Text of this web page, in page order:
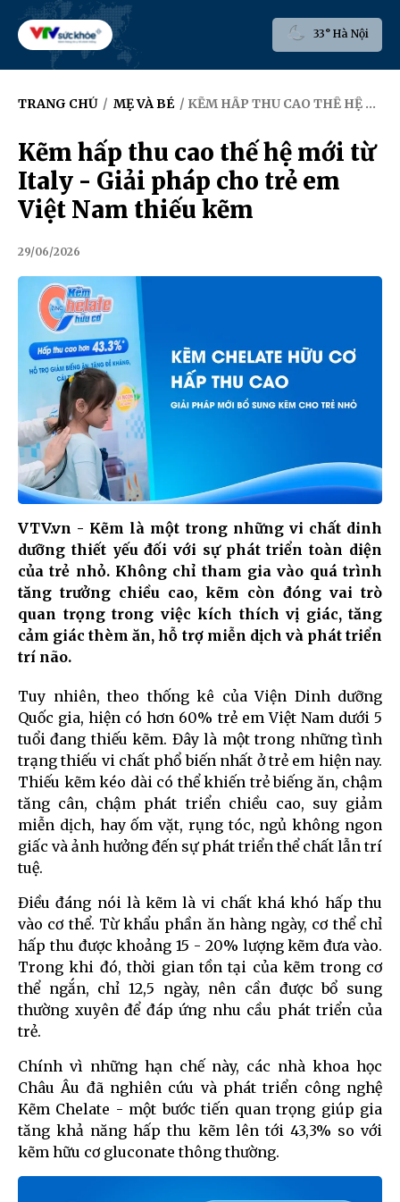
33° Hà Nội
TRANG CHỦ / MẸ VÀ BÉ / KẼM HẤP THU CAO THẾ HỆ MỚI TỪ ITALY - GIẢI PHÁP CHO TRẺ EM VIỆT NAM THIẾU KẼM
Kẽm hấp thu cao thế hệ mới từ
Italy - Giải pháp cho trẻ em
Việt Nam thiếu kẽm
29/06/2026
VTV.vn - Kẽm là một trong những vi chất dinh
dưỡng thiết yếu đối với sự phát triển toàn diện
của trẻ nhỏ. Không chỉ tham gia vào quá trình
tăng trưởng chiều cao, kẽm còn đóng vai trò
quan trọng trong việc kích thích vị giác, tăng
cảm giác thèm ăn, hỗ trợ miễn dịch và phát triển
trí não.
Tuy nhiên, theo thống kê của Viện Dinh dưỡng
Quốc gia, hiện có hơn 60% trẻ em Việt Nam dưới 5
tuổi đang thiếu kẽm. Đây là một trong những tình
trạng thiếu vi chất phổ biến nhất ở trẻ em hiện nay.
Thiếu kẽm kéo dài có thể khiến trẻ biếng ăn, chậm
tăng cân, chậm phát triển chiều cao, suy giảm
miễn dịch, hay ốm vặt, rụng tóc, ngủ không ngon
giấc và ảnh hưởng đến sự phát triển thể chất lẫn trí
tuệ.
Điều đáng nói là kẽm là vi chất khá khó hấp thu
vào cơ thể. Từ khẩu phần ăn hàng ngày, cơ thể chỉ
hấp thu được khoảng 15 - 20% lượng kẽm đưa vào.
Trong khi đó, thời gian tồn tại của kẽm trong cơ
thể ngắn, chỉ 12,5 ngày, nên cần được bổ sung
thường xuyên để đáp ứng nhu cầu phát triển của
trẻ.
Chính vì những hạn chế này, các nhà khoa học
Châu Âu đã nghiên cứu và phát triển công nghệ
Kẽm Chelate - một bước tiến quan trọng giúp gia
tăng khả năng hấp thu kẽm lên tới 43,3% so với
kẽm hữu cơ gluconate thông thường.